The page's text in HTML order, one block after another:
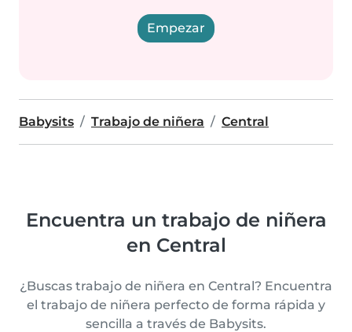
Empezar
Babysits Trabajo de niñera Central
Encuentra un trabajo de niñera
en Central
¿Buscas trabajo de niñera en Central? Encuentra
el trabajo de niñera perfecto de forma rápida y
sencilla a través de Babysits.